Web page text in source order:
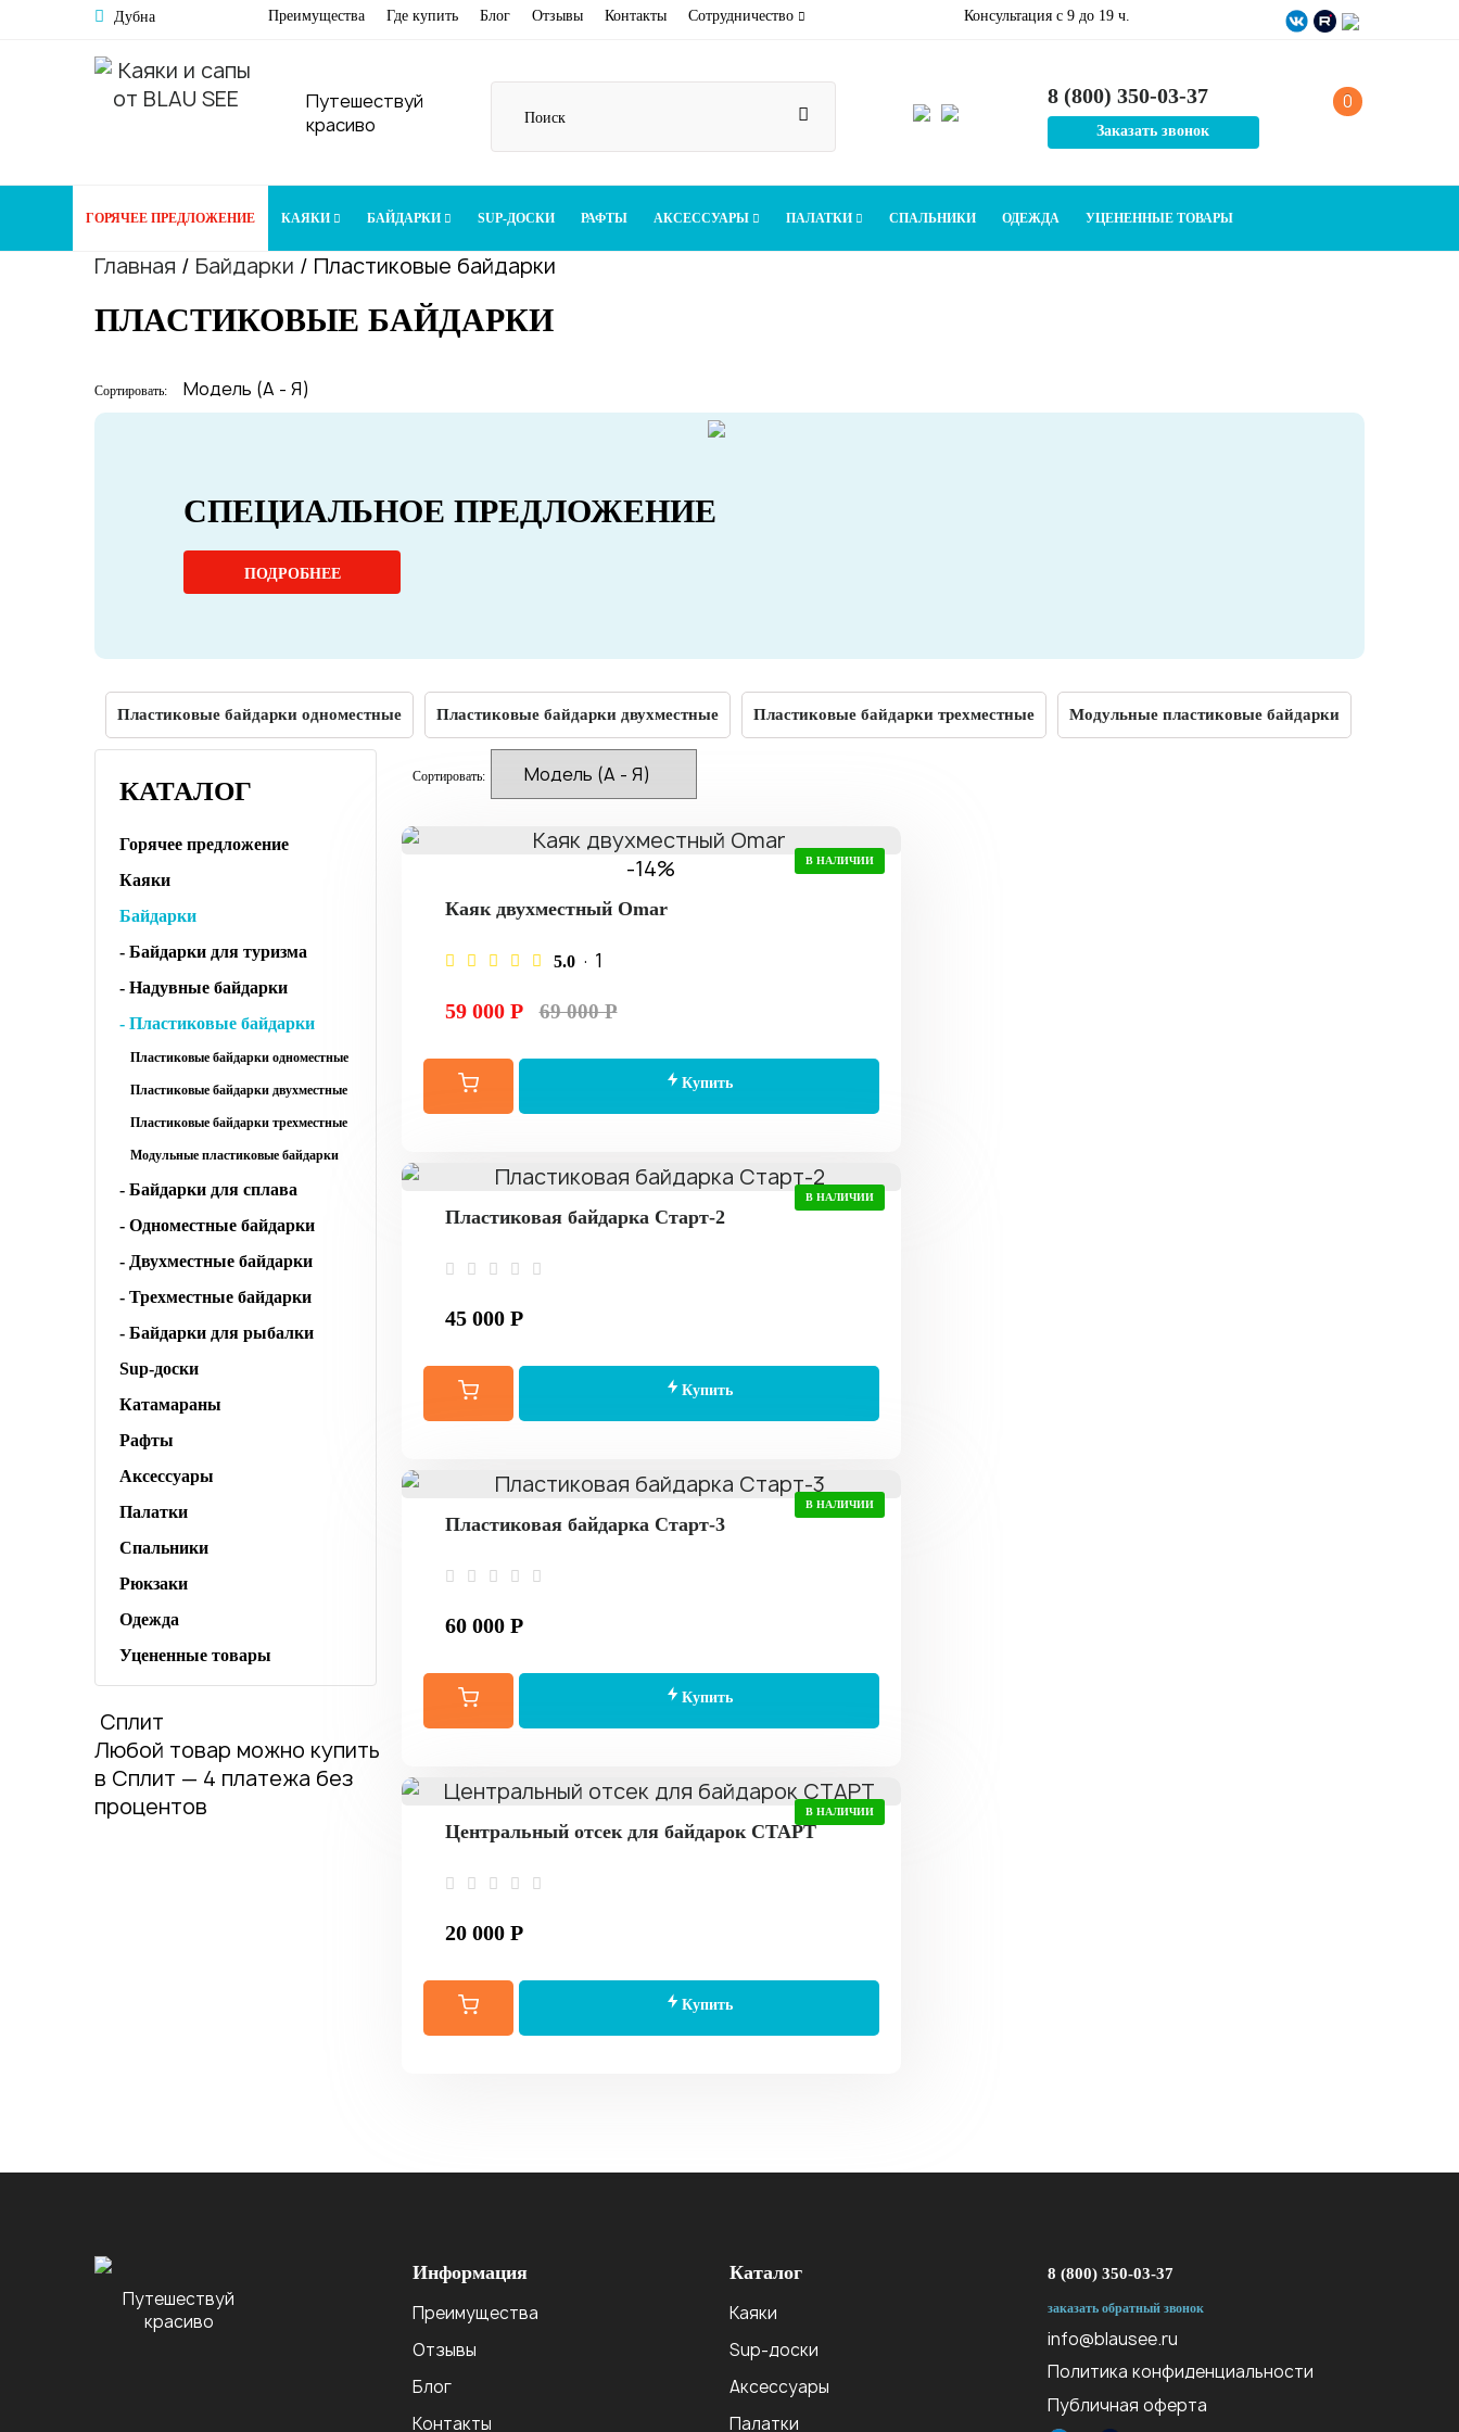
Дубна Преимущества Где купить Блог Отзывы Контакты Сотрудничество Консультация c 9 до 19 ч.
Путешествуй
красиво
8 (800) 350-03-37
Заказать звонок
0
ГОРЯЧЕЕ ПРЕДЛОЖЕНИЕ КАЯКИ БАЙДАРКИ SUP-ДОСКИ РАФТЫ АКСЕССУАРЫ ПАЛАТКИ СПАЛЬНИКИ ОДЕЖДА УЦЕНЕННЫЕ ТОВАРЫ
Главная / Байдарки / Пластиковые байдарки
ПЛАСТИКОВЫЕ БАЙДАРКИ
Сортировать:
СПЕЦИАЛЬНОЕ ПРЕДЛОЖЕНИЕ
ПОДРОБНЕЕ
Пластиковые байдарки одноместные Пластиковые байдарки двухместные Пластиковые байдарки трехместные Модульные пластиковые байдарки
КАТАЛОГ
Горячее предложение
Каяки
Байдарки
- Байдарки для туризма
- Надувные байдарки
- Пластиковые байдарки
Пластиковые байдарки одноместные
Пластиковые байдарки двухместные
Пластиковые байдарки трехместные
Модульные пластиковые байдарки
- Байдарки для сплава
- Одноместные байдарки
- Двухместные байдарки
- Трехместные байдарки
- Байдарки для рыбалки
Sup-доски
Катамараны
Рафты
Аксессуары
Палатки
Спальники
Рюкзаки
Одежда
Уцененные товары
Сплит
Любой товар можно купить
в Сплит — 4 платежа без
процентов
Сортировать:
-14% В НАЛИЧИИ
Каяк двухместный Omar
5.0 · 1
59 000 Р 69 000 Р
Купить
В НАЛИЧИИ
Пластиковая байдарка Старт-2
45 000 Р
Купить
В НАЛИЧИИ
Пластиковая байдарка Старт-3
60 000 Р
Купить
В НАЛИЧИИ
Центральный отсек для байдарок СТАРТ
20 000 Р
Купить
Путешествуй
красиво
Информация
Преимущества
Отзывы
Блог
Контакты
Каталог
Каяки
Sup-доски
Аксессуары
Палатки
8 (800) 350-03-37
заказать обратный звонок
info@blausee.ru
Политика конфиденциальности
Публичная оферта